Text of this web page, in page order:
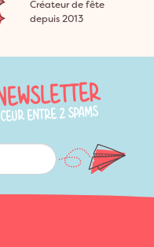
Créateur de fête
depuis 2013
ENTRE 2 SPAMS